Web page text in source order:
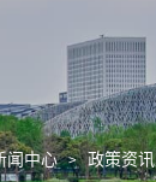
闻中心 > 政策资讯